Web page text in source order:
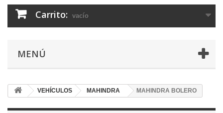
Carrito: vacío
MENÚ
VEHÍCULOS MAHINDRA MAHINDRA BOLERO